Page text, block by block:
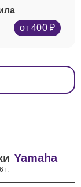
от 400 ₽
Yamaha
г.